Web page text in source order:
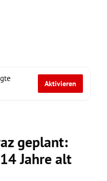
Aktivieren
geplant:
Jahre alt